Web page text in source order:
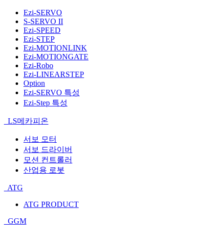
Ezi-SERVO
S-SERVO II
Ezi-SPEED
Ezi-STEP
Ezi-MOTIONLINK
Ezi-MOTIONGATE
Ezi-Robo
Ezi-LINEARSTEP
Option
Ezi-SERVO 특성
Ezi-Step 특성
LS메카피온
서보 모터
서보 드라이버
모션 컨트롤러
산업용 로봇
ATG
ATG PRODUCT
GGM